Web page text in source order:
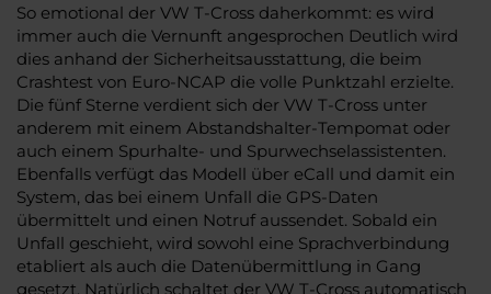
So emotional der VW T-Cross daherkommt: es wird
immer auch die Vernunft angesprochen Deutlich wird
dies anhand der Sicherheitsausstattung, die beim
Crashtest von Euro-NCAP die volle Punktzahl erzielte.
Die fünf Sterne verdient sich der VW T-Cross unter
anderem mit einem Abstandshalter-Tempomat oder
auch einem Spurhalte- und Spurwechselassistenten.
Ebenfalls verfügt das Modell über eCall und damit ein
System, das bei einem Unfall die GPS-Daten
übermittelt und einen Notruf aussendet. Sobald ein
Unfall geschieht, wird sowohl eine Sprachverbindung
etabliert als auch die Datenübermittlung in Gang
gesetzt. Natürlich schaltet der VW T-Cross automatisch